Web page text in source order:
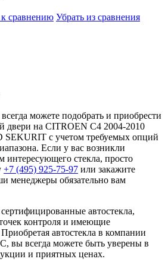
сравнению Убрать из сравнения
можете подобрать и приобрести
двери на CITROEN C4 2004-2010
SEKURIT с учетом требуемых опций
Если у вас возникли
интересующего стекла, просто
+7 (495) 925-75-97 или закажите
менеджеры обязательно вам
автостекла,
контроля и имеющие
автостекла в компании
всегда можете быть уверены в
и приятных ценах.